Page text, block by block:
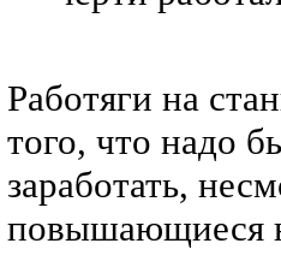
Работяги на
того, что надо
заработать,
повышающиеся